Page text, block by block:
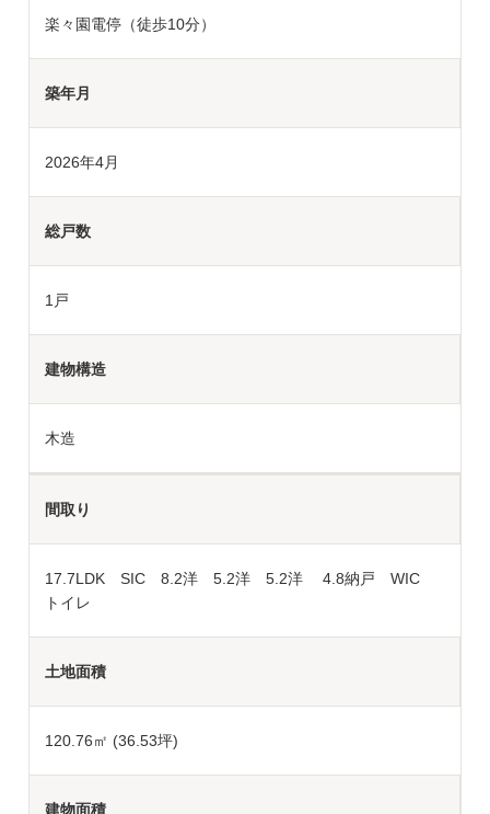
楽々園電停（徒歩10分）
築年月
2026年4月
総戸数
1戸
建物構造
木造
間取り
17.7LDK SIC 8.2洋 5.2洋 5.2洋 4.8納戸 WIC
トイレ
土地面積
120.76㎡ (36.53坪)
建物面積